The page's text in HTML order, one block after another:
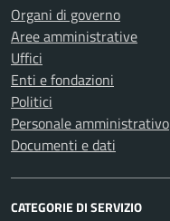
Organi di governo
Aree amministrative
Uffici
Enti e fondazioni
Politici
Personale amministrativo
Documenti e dati
CATEGORIE DI SERVIZIO